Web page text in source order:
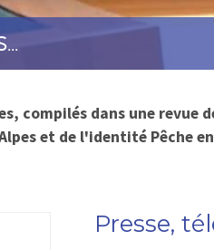
compilés dans une revue
et de l'identité Pêche
Presse,